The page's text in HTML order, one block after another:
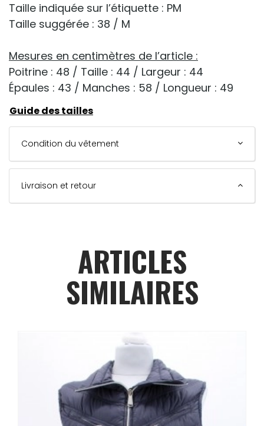
Taille indiquée sur l’étiquette : PM
Taille suggérée : 38 / M
Mesures en centimètres de l’article :
Poitrine : 48 / Taille : 44 / Largeur : 44
Épaules : 43 / Manches : 58 / Longueur : 49
Guide des tailles
Condition du vêtement
Livraison et retour
ARTICLES
SIMILAIRES